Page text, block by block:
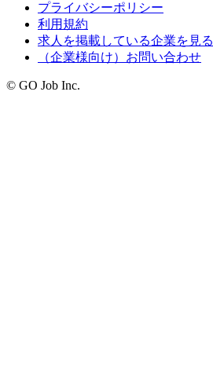
プライバシーポリシー
利用規約
求人を掲載している企業を見る
（企業様向け）お問い合わせ
© GO Job Inc.